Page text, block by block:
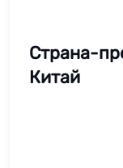
Страна-
Китай